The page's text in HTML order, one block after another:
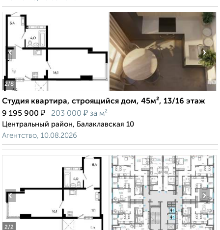
2/8
‹ ›
Студия квартира, строящийся дом, 45м², 13/16 этаж
9 195 900 ₽ 203 000 ₽ за м²
Центральный район, Балаклавская 10
Агентство, 10.08.2026
2/2
‹ ›